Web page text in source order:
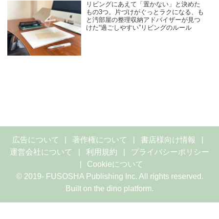
リビングにあえて「置かない」と決めた
もの3つ。片づけがぐっとラクになる、も
と汚部屋の整理収納アドバイザーが見つ
けた“過ごしやすい”リビングのルール
広告について 著作権について
書店様向け情報
運営会社について
利用規約
プライバシーポリシー
Cookieについて
© 2019- FUSOSHA Publishing Inc. All rights reserved.
Built on the dino platform.